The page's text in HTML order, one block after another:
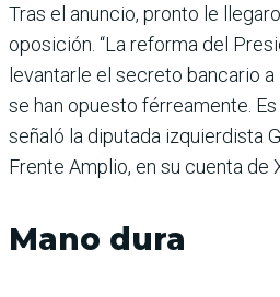
Tras el anuncio, pronto le
oposición. “La reforma del
levantarle el secreto bancario a
se han opuesto férreamente.
señaló la diputada izquierdista
Frente Amplio, en su cuenta de
Mano dura